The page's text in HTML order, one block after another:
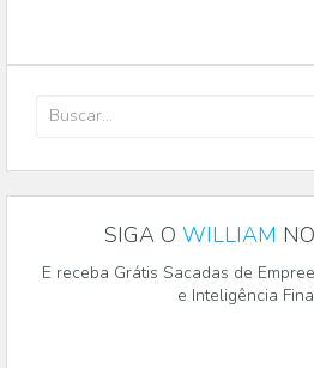
SIGA O WILLIAM
E receba Grátis Sacadas de
e Inteligência